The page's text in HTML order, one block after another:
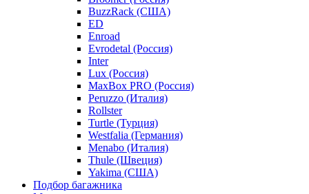
BuzzRack (США)
ED
Enroad
Evrodetal (Россия)
Inter
Lux (Россия)
MaxBox PRO (Россия)
Peruzzo (Италия)
Rollster
Turtle (Турция)
Westfalia (Германия)
Menabo (Италия)
Thule (Швеция)
Yakima (США)
Подбор багажника